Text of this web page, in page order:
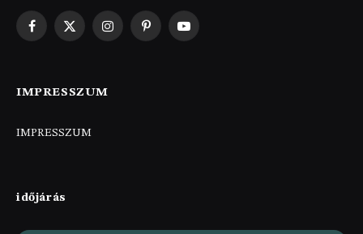
Facebook
X
InstagramPinterestYouTube
IMPRESSZUM
IMPRESSZUM
időjárás